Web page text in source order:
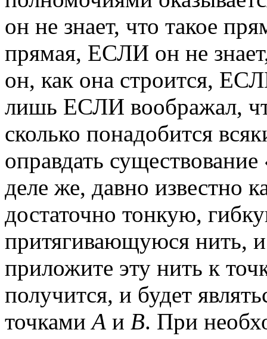
он не знает, что такое
прямая, ЕСЛИ он не
он, как она строится,
лишь ЕСЛИ воображал,
сколько понадобится
оправдать
деле же, давно известно
достаточно тонкую,
притягивающуюся нить, и
приложите эту нить к
получится, и будет
точкамиA и B. При